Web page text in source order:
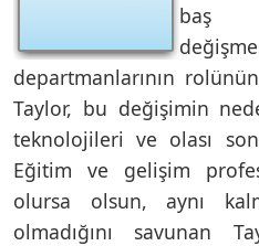
baş
departmanlarının
Taylor, bu değişimin
teknolojileri ve olası
Eğitim ve gelişim
olursa olsun, aynı
olmadığını savunan